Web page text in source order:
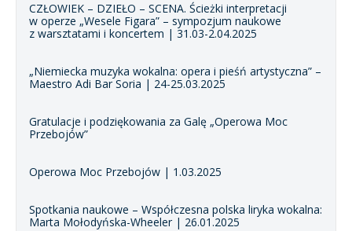
CZŁOWIEK – DZIEŁO – SCENA. Ścieżki interpretacji
w operze „Wesele Figara” – sympozjum naukowe
z warsztatami i koncertem | 31.03-2.04.2025
„Niemiecka muzyka wokalna: opera i pieśń artystyczna” –
Maestro Adi Bar Soria | 24-25.03.2025
Gratulacje i podziękowania za Galę „Operowa Moc
Przebojów”
Operowa Moc Przebojów | 1.03.2025
Spotkania naukowe – Współczesna polska liryka wokalna:
Marta Mołodyńska-Wheeler | 26.01.2025